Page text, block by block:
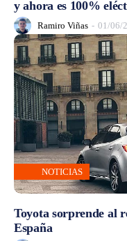
y ahora es 100%
Ramiro Viñas - 01/06/
NOTICIAS
Toyota sorprende al
España